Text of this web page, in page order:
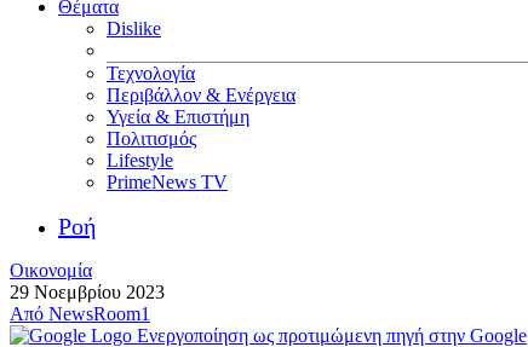
Θέματα
Dislike
Τεχνολογία
Περιβάλλον & Ενέργεια
Υγεία & Επιστήμη
Πολιτισμός
Lifestyle
PrimeNews TV
Ροή
Οικονομία
29 Νοεμβρίου 2023
Από NewsRoom1
Ενεργοποίηση ως προτιμώμενη πηγή στην Google